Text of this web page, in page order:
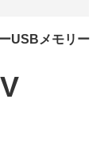
USBメモリー